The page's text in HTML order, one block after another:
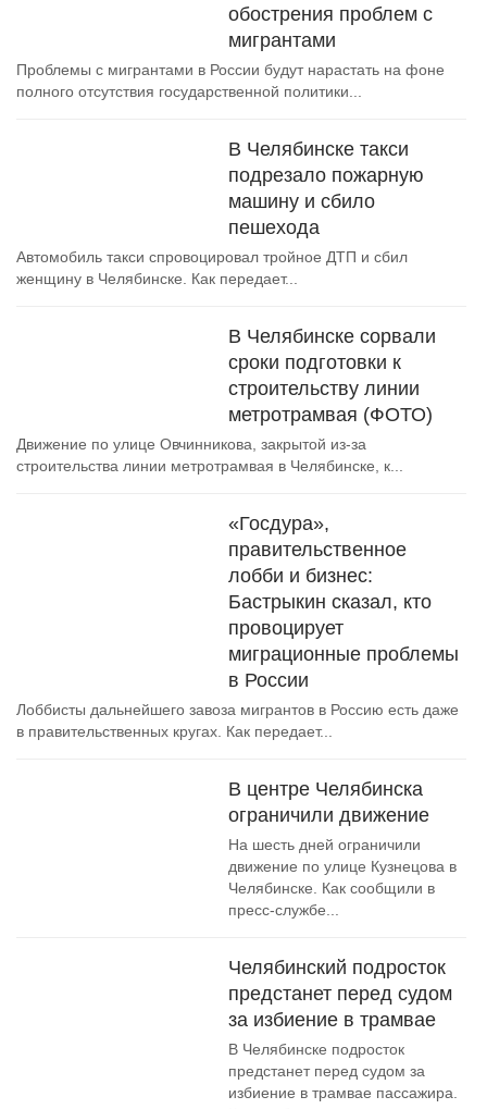
обострения проблем с
мигрантами
Проблемы с мигрантами в России будут нарастать на фоне
полного отсутствия государственной политики...
В Челябинске такси
подрезало пожарную
машину и сбило
пешехода
Автомобиль такси спровоцировал тройное ДТП и сбил
женщину в Челябинске. Как передает...
В Челябинске сорвали
сроки подготовки к
строительству линии
метротрамвая (ФОТО)
Движение по улице Овчинникова, закрытой из-за
строительства линии метротрамвая в Челябинске, к...
«Госдура»,
правительственное
лобби и бизнес:
Бастрыкин сказал, кто
провоцирует
миграционные проблемы
в России
Лоббисты дальнейшего завоза мигрантов в Россию есть даже
в правительственных кругах. Как передает...
В центре Челябинска
ограничили движение
На шесть дней ограничили
движение по улице Кузнецова в
Челябинске. Как сообщили в
пресс-службе...
Челябинский подросток
предстанет перед судом
за избиение в трамвае
В Челябинске подросток
предстанет перед судом за
избиение в трамвае пассажира.